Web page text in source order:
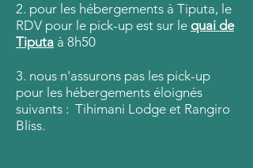
2. pour les hébergements à Tiputa, le
RDV pour le pick-up est sur le quai de
Tiputa à 8h50
3. nous n'assurons pas les pick-up
pour les hébergements éloignés
suivants : Tihimani Lodge et Rangiro
Bliss.